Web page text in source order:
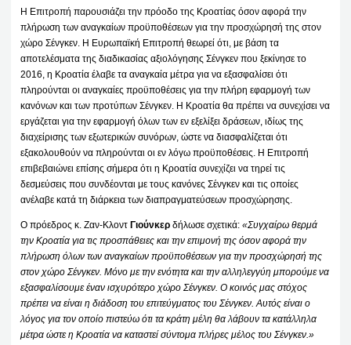
Η Επιτροπή παρουσιάζει την πρόοδο της Κροατίας όσον αφορά την
πλήρωση των αναγκαίων προϋποθέσεων για την προσχώρησή της στον
χώρο Σένγκεν. Η Ευρωπαϊκή Επιτροπή θεωρεί ότι, με βάση τα
αποτελέσματα της διαδικασίας αξιολόγησης Σένγκεν που ξεκίνησε το
2016, η Κροατία έλαβε τα αναγκαία μέτρα για να εξασφαλίσει ότι
πληρούνται οι αναγκαίες προϋποθέσεις για την πλήρη εφαρμογή των
κανόνων και των προτύπων Σένγκεν. Η Κροατία θα πρέπει να συνεχίσει να
εργάζεται για την εφαρμογή όλων των εν εξελίξει δράσεων, ιδίως της
διαχείρισης των εξωτερικών συνόρων, ώστε να διασφαλίζεται ότι
εξακολουθούν να πληρούνται οι εν λόγω προϋποθέσεις. Η Επιτροπή
επιβεβαιώνει επίσης σήμερα ότι η Κροατία συνεχίζει να τηρεί τις
δεσμεύσεις που συνδέονται με τους κανόνες Σένγκεν και τις οποίες
ανέλαβε κατά τη διάρκεια των διαπραγματεύσεων προσχώρησης.
Ο πρόεδρος κ. Ζαν-Κλοντ Γιούνκερ δήλωσε σχετικά:«Συγχαίρω θερμά
την Κροατία για τις προσπάθειες και την επιμονή της όσον αφορά την
πλήρωση όλων των αναγκαίων προϋποθέσεων για την προσχώρησή της
στον χώρο Σένγκεν. Μόνο με την ενότητα και την αλληλεγγύη μπορούμε να
εξασφαλίσουμε έναν ισχυρότερο χώρο Σένγκεν. Ο κοινός μας στόχος
πρέπει να είναι η διάδοση του επιτεύγματος του Σένγκεν. Αυτός είναι ο
λόγος για τον οποίο πιστεύω ότι τα κράτη μέλη θα λάβουν τα κατάλληλα
μέτρα ώστε η Κροατία να καταστεί σύντομα πλήρες μέλος του Σένγκεν.»